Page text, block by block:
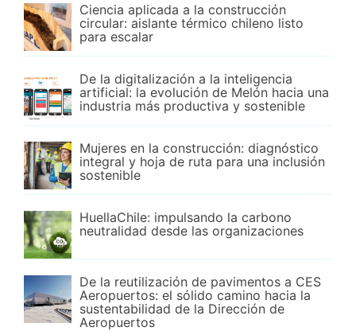
Ciencia aplicada a la construcción
circular: aislante térmico chileno listo
para escalar
De la digitalización a la inteligencia
artificial: la evolución de Melón hacia una
industria más productiva y sostenible
Mujeres en la construcción: diagnóstico
integral y hoja de ruta para una inclusión
sostenible
HuellaChile: impulsando la carbono
neutralidad desde las organizaciones
De la reutilización de pavimentos a CES
Aeropuertos: el sólido camino hacia la
sustentabilidad de la Dirección de
Aeropuertos